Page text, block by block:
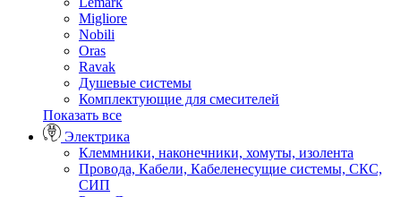
Migliore
Nobili
Oras
Ravak
Душевые системы
Комплектующие для смесителей
Показать все
Электрика
Клеммники, наконечники, хомуты, изолента
Провода, Кабели, Кабеленесущие системы, СКС,
СИП